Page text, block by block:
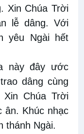
Xin Chúa Trời
lễ dâng. Với
yêu Ngài hết
này đây ước
dâng cùng
Chúa Trời
ân. Khúc nhạc
thánh Ngài.